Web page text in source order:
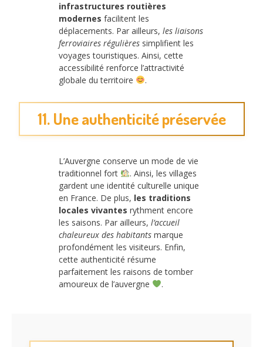
infrastructures routières
modernes facilitent les
déplacements. Par ailleurs, les liaisons
ferroviaires régulières simplifient les
voyages touristiques. Ainsi, cette
accessibilité renforce l’attractivité
globale du territoire
.
11. Une authenticité préservée
L’Auvergne conserve un mode de vie
traditionnel fort
. Ainsi, les villages
gardent une identité culturelle unique
en France. De plus, les traditions
locales vivantes rythment encore
les saisons. Par ailleurs, l’accueil
chaleureux des habitants marque
profondément les visiteurs. Enfin,
cette authenticité résume
parfaitement les raisons de tomber
amoureux de l’auvergne
.